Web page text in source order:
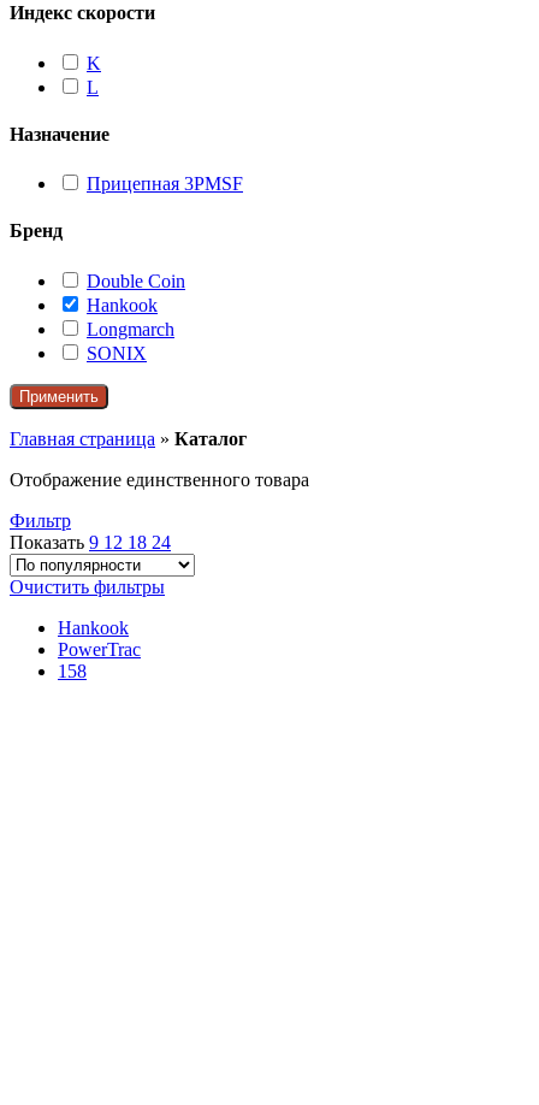
Индекс скорости
K
L
Назначение
Прицепная 3PMSF
Бренд
Double Coin
Hankook
Longmarch
SONIX
Применить
Главная страница » Каталог
Отображение единственного товара
Фильтр
Показать 9 12 18 24
Очистить фильтры
Hankook
PowerTrac
158